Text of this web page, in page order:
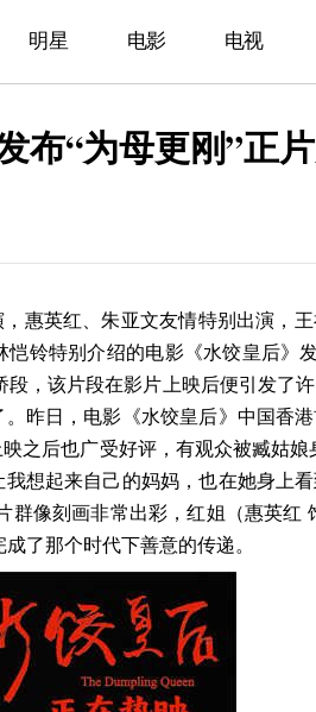
明星 电影 电视
布“为母更刚”正
惠英红、朱亚文友情特别出演，
铃特别介绍的电影《水饺皇后》
，该片段在影片上映后便引发了
昨日，电影《水饺皇后》中国香
之后也广受好评，有观众被臧姑
想起来自己的妈妈，也在她身上
像刻画非常出彩，红姐（惠英红
了那个时代下善意的传递。